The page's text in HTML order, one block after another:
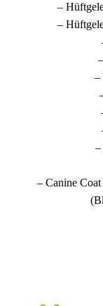
–
–
–
–
– Canine